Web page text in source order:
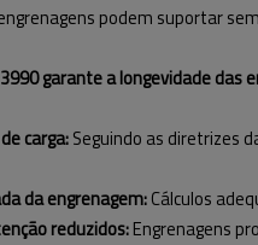
podem suportar
garante a longevidade das
carga:Seguindo as diretrizes
da engrenagem:Cálculos
reduzidos:Engrenagens